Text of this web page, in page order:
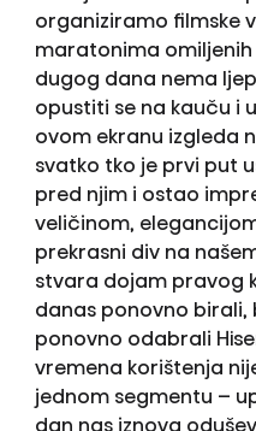
organiziramo filmske
maratonima omiljenih
dugog dana nema
opustiti se na kauču i
ovom ekranu izgleda
svatko tko je prvi put
pred njim i ostao
veličinom,
prekrasni div na
stvara dojam pravog
danas ponovno birali,
ponovno odabrali
vremena korištenja
jednom segmentu –
dan nas iznova